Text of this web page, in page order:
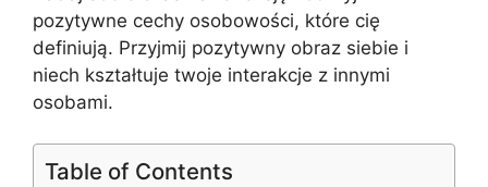
pozytywne cechy osobowości, które cię
definiują. Przyjmij pozytywny obraz siebie i
niech kształtuje twoje interakcje z innymi
osobami.
Table of Contents